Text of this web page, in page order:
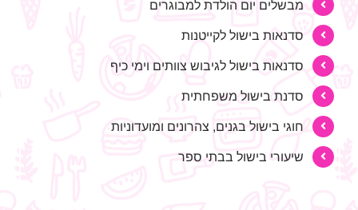
מבשלים יום הולדת למבוגרים
סדנאות בישול לקייטנות
סדנאות בישול לגיבוש צוותים וימי כיף
סדנת בישול משפחתית
חוגי בישול בגנים, צהרונים ומועדוניות
שיעורי בישול בבתי ספר